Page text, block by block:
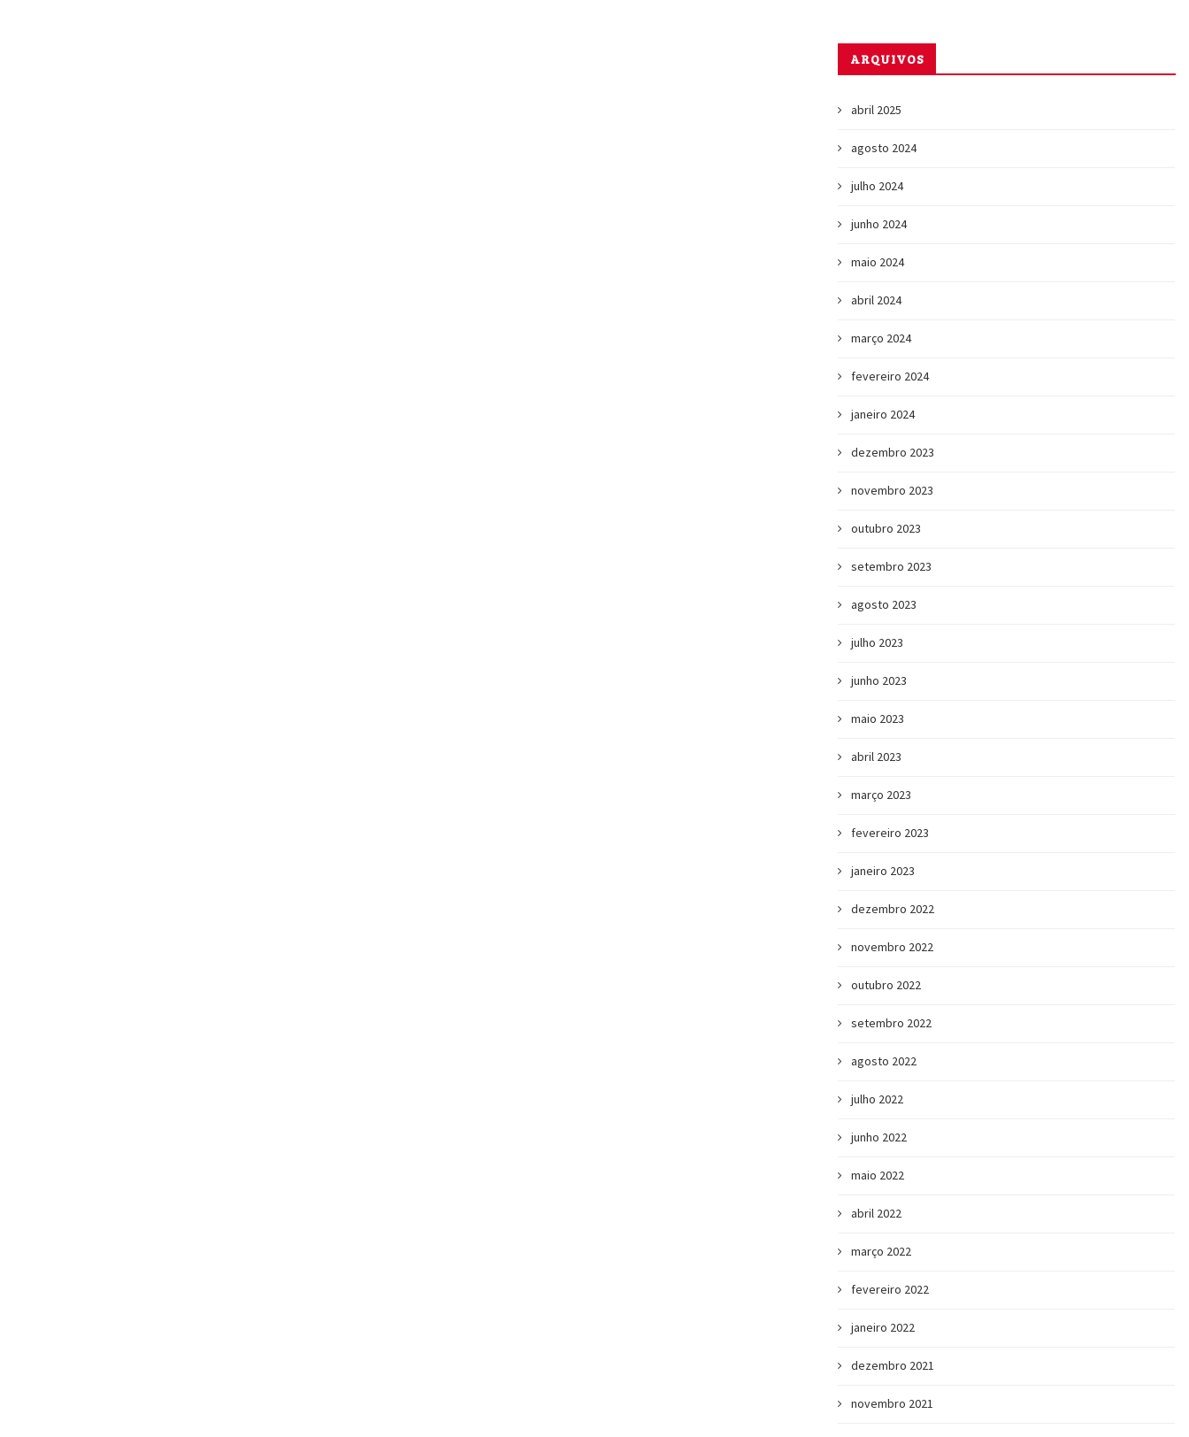
ARQUIVOS
abril 2025
agosto 2024
julho 2024
junho 2024
maio 2024
abril 2024
março 2024
fevereiro 2024
janeiro 2024
dezembro 2023
novembro 2023
outubro 2023
setembro 2023
agosto 2023
julho 2023
junho 2023
maio 2023
abril 2023
março 2023
fevereiro 2023
janeiro 2023
dezembro 2022
novembro 2022
outubro 2022
setembro 2022
agosto 2022
julho 2022
junho 2022
maio 2022
abril 2022
março 2022
fevereiro 2022
janeiro 2022
dezembro 2021
novembro 2021